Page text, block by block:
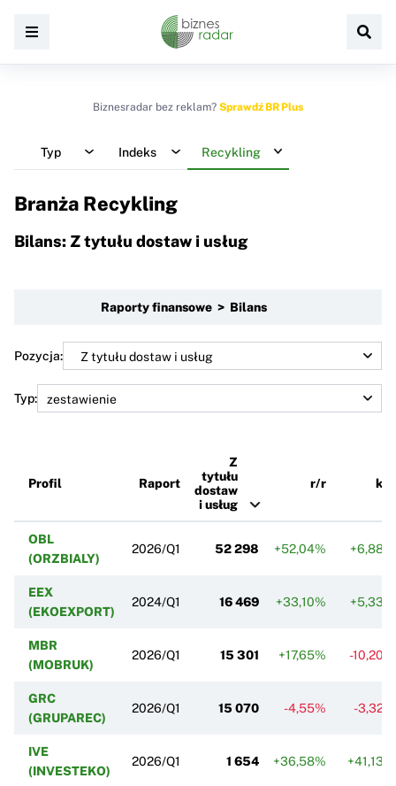
Biznesradar bez reklam? Sprawdź BR Plus
Typ Indeks Recykling
Branża Recykling
Bilans: Z tytułu dostaw i usług
Raporty finansowe > Bilans
Pozycja:
Typ:
Profil Raport
Z
tytułu
dostaw
i usług
r/r k/k
OBL
(ORZBIALY)
2026/Q1 52 298 +52,04% +6,88%
EEX
(EKOEXPORT)
2024/Q1 16 469 +33,10% +5,33%
MBR
(MOBRUK)
2026/Q1 15 301 +17,65% -10,20%
GRC
(GRUPAREC)
2026/Q1 15 070 -4,55% -3,32%
IVE
(INVESTEKO)
2026/Q1 1 654 +36,58% +41,13%